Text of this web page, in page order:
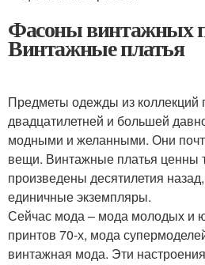
Фасоны винтажных
Винтажные платья
Предметы одежды из коллекций
двадцатилетней и большей
модными и желанными. Они
вещи. Винтажные платья ценны
произведены десятилетия
единичные экземпляры.
Сейчас мода – мода молодых и
принтов 70-х, мода
винтажная мода. Эти